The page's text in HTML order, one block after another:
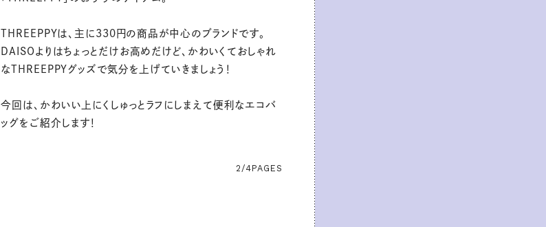
THREEPPYは、主に330円の商品が中心のブランドです。
DAISOよりはちょっとだけお高めだけど、かわいくておしゃれ
なTHREEPPYグッズで気分を上げていきましょう！
今回は、かわいい上にくしゅっとラフにしまえて便利なエコバ
ッグをご紹介します！
2/4PAGES